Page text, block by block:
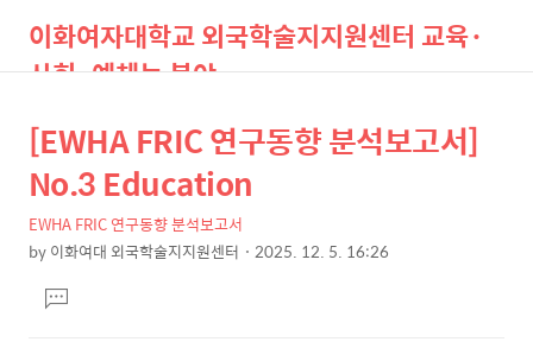
이화여자대학교 외국학술지지원센터 교육·
사회·예체능 분야
검
상
세
컨
텐
츠
본
문
제
목
[EWHA FRIC 연구동향 분석보고서]
No.3 Education
EWHA FRIC 연구동향 분석보고서
by이화여대 외국학술지지원센터 2025. 12. 5. 16:26
본
문
댓